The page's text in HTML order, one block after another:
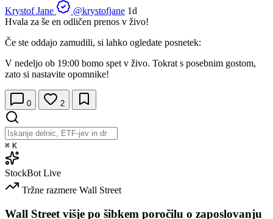
Krystof Jane
@krystofjane 1d
Hvala za še en odličen prenos v živo!
Če ste oddajo zamudili, si lahko ogledate posnetek:
V nedeljo ob 19:00 bomo spet v živo. Tokrat s posebnim gostom,
zato si nastavite opomnike!
0 2
⌘ K
StockBot Live
Tržne razmere Wall Street
Wall Street višje po šibkem poročilu o zaposlovanju